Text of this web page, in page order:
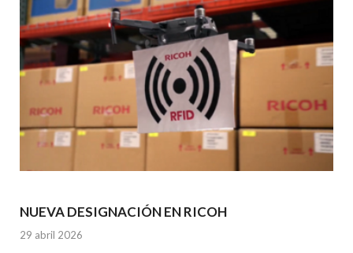
NUEVA DESIGNACIÓN EN RICOH
29 abril 2026